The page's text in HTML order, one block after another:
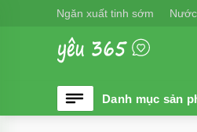
Ngăn xuất tinh sớm